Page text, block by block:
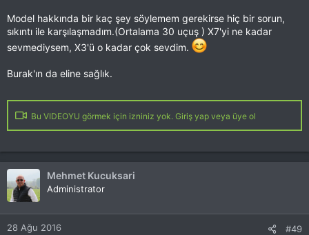
Model hakkında bir kaç şey söylemem gerekirse hiç bir sorun,
sıkıntı ile karşılaşmadım.(Ortalama 30 uçuş ) X7'yi ne kadar
sevmediysem, X3'ü o kadar çok sevdim.
Burak'ın da eline sağlık.
Bu VIDEOYU görmek için izniniz yok. Giriş yap veya üye ol
Mehmet Kucuksari
Administrator
28 Ağu 2016 #49